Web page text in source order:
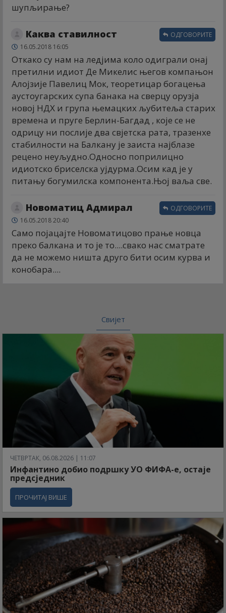
шупљирање?
Каква ставилност
16.05.2018 16:05
Откако су нам на ледјима коло одиграли онај
претилни идиот Де Микелис његов компањон
Алојзије Павелиц Мок, теоретицар богацења
аустоугарских супа банака на сверцу орузја
новој НДХ и група њемацких љубитеља старих
времена и пруге Берлин-Багдад , које се не
одрицу ни послије два свјетска рата, тразенхе
стабилности на Балкану је заиста најблазе
рецено неуљудно.Односно поприлицно
идиотско бриселска ујдурма.Осим кад је у
питању богумилска компонента.Њој ваља све.
ОДГОВОРИТЕ
Новоматиц Адмирал
16.05.2018 20:40
Само појацајте Новоматицово прање новца
преко балкана и то је то....свако нас сматрате
да не можемо ништа друго бити осим курва и
конобара....
ОДГОВОРИТЕ
Свијет
ЧЕТВРТАК, 06.08.2026 | 11:07
Инфантино добио подршку УО ФИФА-е, остаје
предсједник
ПРОЧИТАЈ ВИШЕ